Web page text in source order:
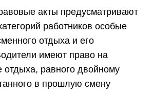
акты предусматривают
работников особые
отдыха и его
имеют право на
отдыха, равного двойному
в прошлую смену